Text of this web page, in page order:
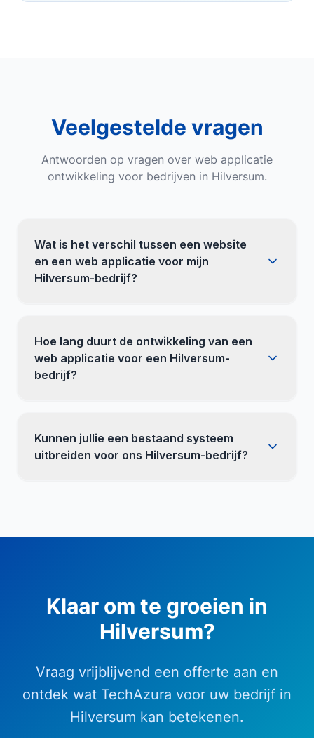
Veelgestelde vragen
Antwoorden op vragen over web applicatie
ontwikkeling voor bedrijven in Hilversum.
Wat is het verschil tussen een website
en een web applicatie voor mijn
Hilversum-bedrijf?
Hoe lang duurt de ontwikkeling van een
web applicatie voor een Hilversum-
bedrijf?
Kunnen jullie een bestaand systeem
uitbreiden voor ons Hilversum-bedrijf?
Klaar om te groeien in
Hilversum?
Vraag vrijblijvend een offerte aan en
ontdek wat TechAzura voor uw bedrijf in
Hilversum kan betekenen.